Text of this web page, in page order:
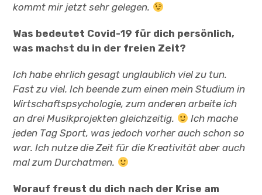
kommt mir jetzt sehr gelegen.
Was bedeutet Covid-19 für dich persönlich,
was machst du in der freien Zeit?
Ich habe ehrlich gesagt unglaublich viel zu tun.
Fast zu viel. Ich beende zum einen mein Studium in
Wirtschaftspsychologie, zum anderen arbeite ich
an drei Musikprojekten gleichzeitig.
Ich mache
jeden Tag Sport, was jedoch vorher auch schon so
war. Ich nutze die Zeit für die Kreativität aber auch
mal zum Durchatmen.
Worauf freust du dich nach der Krise am